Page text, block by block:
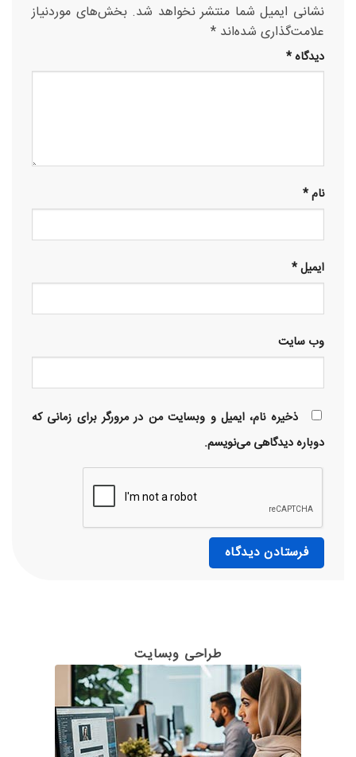
نشانی ایمیل شما منتشر نخواهد شد. بخش‌های موردنیاز
علامت‌گذاری شده‌اند *
دیدگاه*
نام*
ایمیل*
وب‌ سایت
ذخیره نام، ایمیل و وبسایت من در مرورگر برای زمانی که
دوباره دیدگاهی می‌نویسم.
طراحی وبسایت